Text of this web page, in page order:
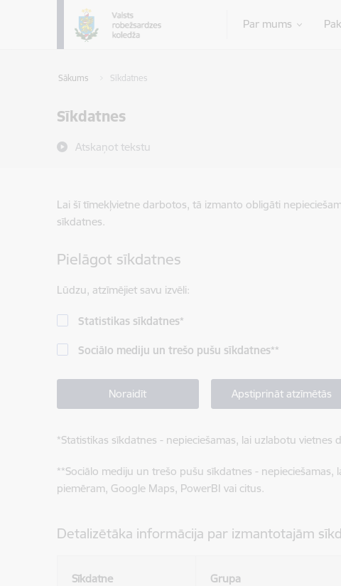
Pāriet uz lapas saturu
Par mums
Sākums Sīkdatnes
Sīkdatnes
Atskaņot tekstu
Lai šī tīmekļvietne darbotos, tā izmanto obligāti
sīkdatnes.
Pielāgot sīkdatnes
Lūdzu, atzīmējiet savu izvēli:
Statistikas sīkdatnes*
Sociālo mediju un trešo pušu sīkdatnes**
Noraidīt Apstiprināt atzīmētās
*Statistikas sīkdatnes - nepieciešamas, lai uzlabotu vietnes
**Sociālo mediju un trešo pušu sīkdatnes -
piemēram, Google Maps, PowerBI vai citus.
Detalizētāka informācija par izmantotajām
Sīkdatne Grupa